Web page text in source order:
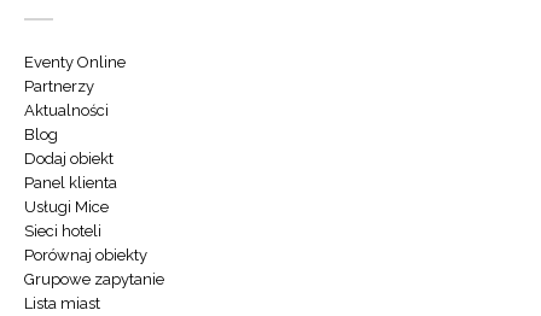
Eventy Online
Partnerzy
Aktualności
Blog
Dodaj obiekt
Panel klienta
Usługi Mice
Sieci hoteli
Porównaj obiekty
Grupowe zapytanie
Lista miast